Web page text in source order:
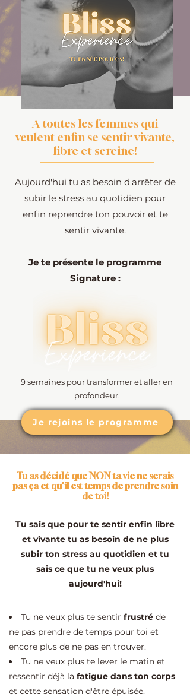
A toutes les femmes qui
veulent enfin se sentir vivante,
libre et sereine!
Aujourd'hui tu as besoin d'arrêter de
subir le stress au quotidien pour
enfin reprendre ton pouvoir et te
sentir vivante.
Je te présente le programme
Signature :
9 semaines pour transformer et aller en
profondeur.
Je rejoins le programme
Tu as décidé que NON ta vie ne serais
pas ça et qu'il est temps de prendre soin
de toi!
​Tu sais que pour te sentir enfin libre
et vivante tu as besoin de ne plus
subir ton stress au quotidien et tu
sais ce que tu ne veux plus
aujourd'hui!
​Tu ne veux plus te sentir frustré de
ne pas prendre de temps pour toi et
encore plus de ne pas en trouver.
Tu ne veux plus te lever le matin et
ressentir déjà la fatigue dans ton corps
et cette sensation d'être épuisée.